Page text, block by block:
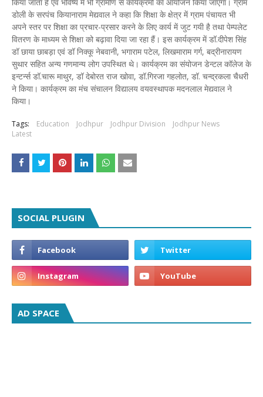
डोली के सरपंच कियानाराम मेद्यवाल ने कहा कि शिक्षा के क्षेत्र में ग्राम पंचायत भी
अपने स्तर पर शिक्षा का प्रचार-प्रसार करने के लिए कार्य में जुट गयी है तथा पेम्पलेट
वितरण के माध्यम से शिक्षा को बढ़ावा दिया जा रहा हैं। इस कार्यक्रम में डॉ.दीपेश सिंह
डॉ छाया छाबड़ा एवं डॉ निक्कू नेबवानी, भगाराम पटेल, लिखमाराम गर्ग, बद्रीनारायण
सुथार सहित अन्य गणमान्य लोग उपस्थित थे। कार्यक्रम का संयोजन डेन्टल कॉलेज के
इन्टर्न्स डॉ.चारू माथुर, डॉ देबोरत राज खोवा, डॉ.गिरजा गहलोत, डॉ. चन्द्रकला चैधरी
ने किया। कार्यक्रम का मंच संचालन विद्यालय वयवस्थापक मदनलाल मेद्यवाल ने
किया।
Tags: Education Jodhpur Jodhpur Division
Jodhpur News
Latest
SOCIAL PLUGIN
AD SPACE